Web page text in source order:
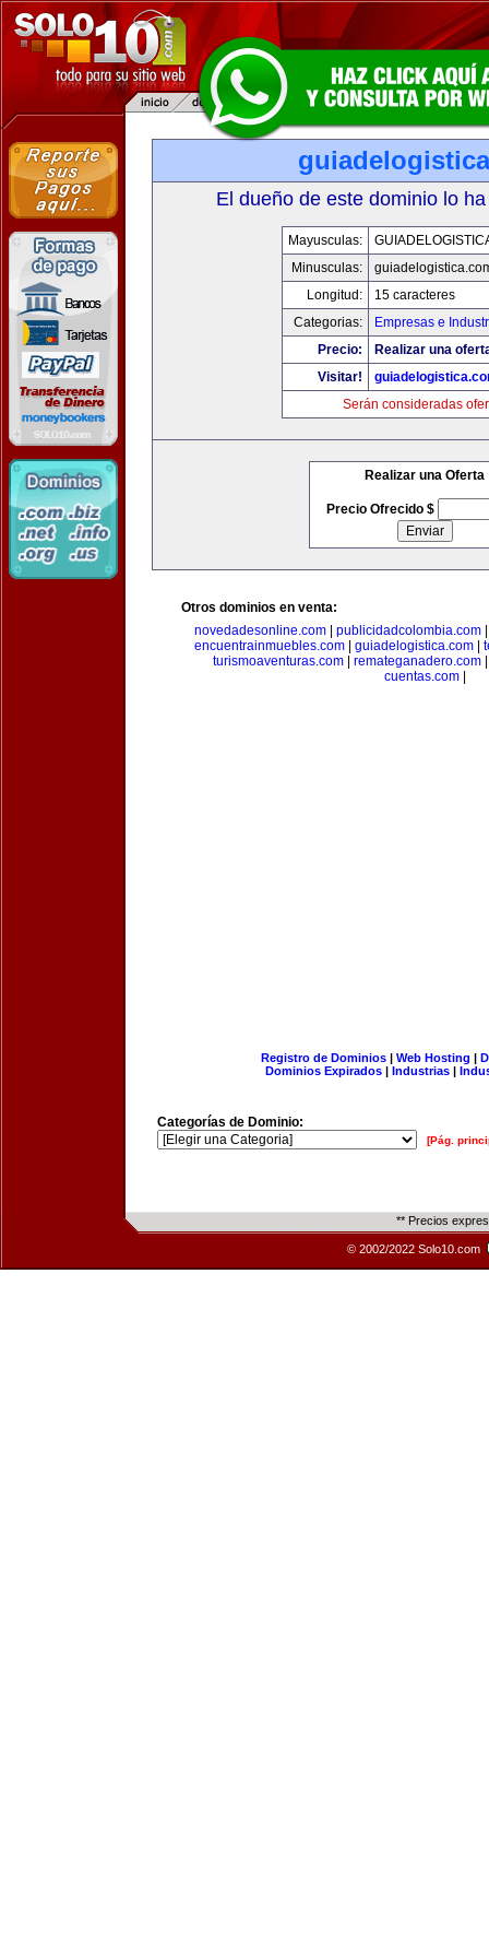
El dueño de este dominio lo
Mayusculas:
Minusculas:
Longitud:
15 caracteres
Categorias:
Empresas e
Precio:
Realizar una
Visitar!
Serán consideradas
Realizar una Oferta
Precio Ofrecido $
Otros dominios en venta:
novedadesonline.com
publicidadcolombia.com
encuentrainmuebles.com| guiadelogistica.com|
turismoaventuras.com| remateganadero.com
cuentas.com|
Registro de Dominios| Web Hosting |
Dominios Expirados | Industrias |
Categorías de Dominio:
[Pág.
** Precios
© 2002/2022 Solo10.com